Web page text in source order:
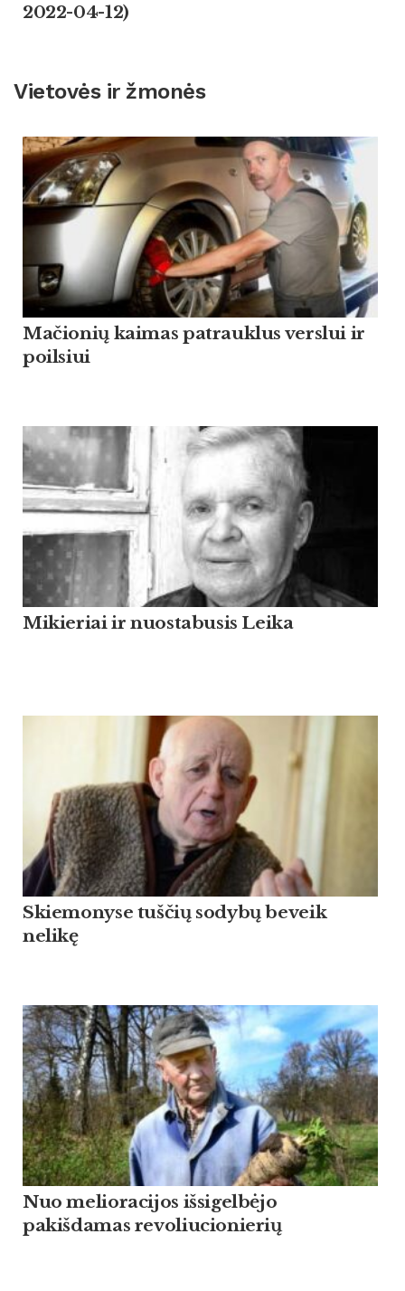
2022-04-12)
Vietovės ir žmonės
Mačionių kaimas patrauklus verslui ir
poilsiui
Mikieriai ir nuostabusis Leika
Skiemonyse tuščių sodybų beveik
nelikę
Nuo melioracijos išsigelbėjo
pakišdamas revoliucionierių